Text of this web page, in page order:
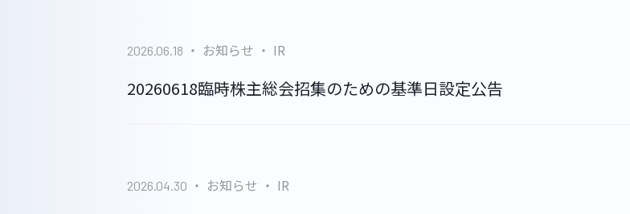
ABOUT
WORKS
IR
2026.06.18 お知らせ IR
20260618臨時株主総会招集のための基準日設定公告
2026.04.30 お知らせ IR